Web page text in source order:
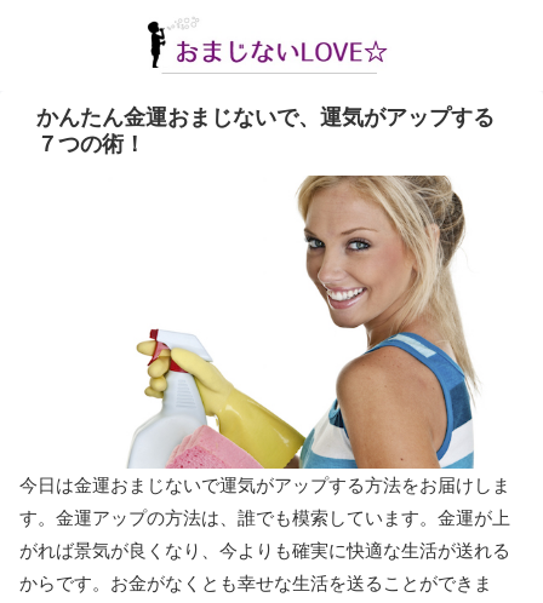
かんたん金運おまじないで、運気がアップする
７つの術！
今日は金運おまじないで運気がアップする方法をお届けしま
す。金運アップの方法は、誰でも模索しています。金運が上
がれば景気が良くなり、今よりも確実に快適な生活が送れる
からです。お金がなくとも幸せな生活を送ることができま